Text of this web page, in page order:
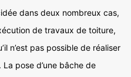
dans deux nombreux cas,
de travaux de toiture,
n’est pas possible de réaliser
pose d’une bâche de